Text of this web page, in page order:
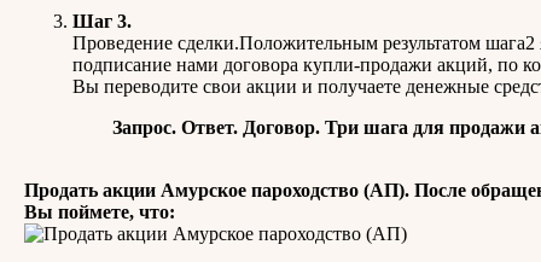
Шаг 3.
Проведение сделки.Положительным результатом шага2
подписание нами договора купли-продажи акций, по
Вы переводите свои акции и получаете денежные
Запрос. Ответ. Договор. Три шага для продажи
Продать акции Амурское пароходство (АП). После
Вы поймете, что: